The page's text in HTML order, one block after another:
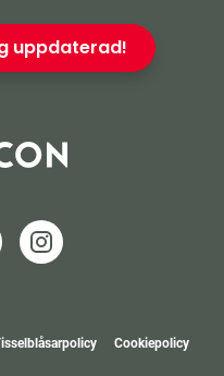
uppdaterad!
Cookiepolicy